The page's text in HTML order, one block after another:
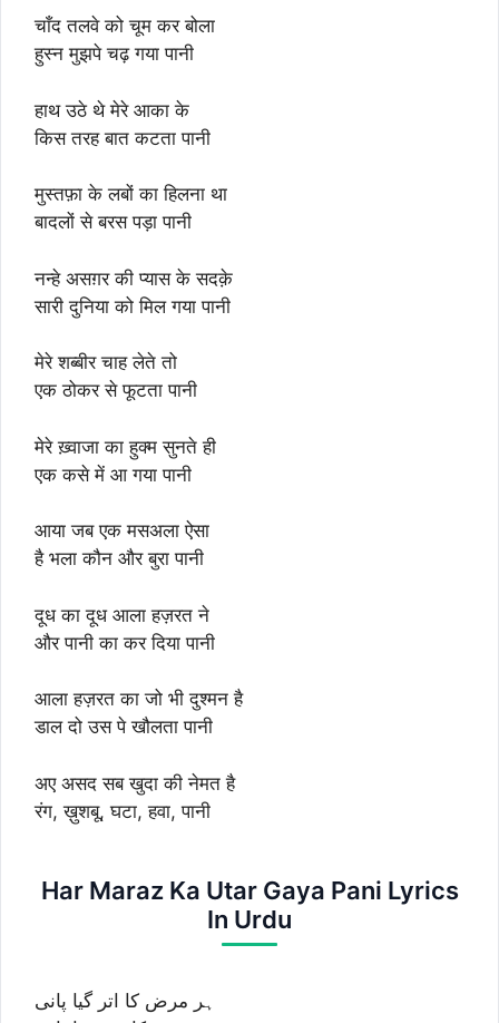
चाँद तलवे को चूम कर बोला
हुस्न मुझपे चढ़ गया पानी
हाथ उठे थे मेरे आका के
किस तरह बात कटता पानी
मुस्तफ़ा के लबों का हिलना था
बादलों से बरस पड़ा पानी
नन्हे असग़र की प्यास के सदक़े
सारी दुनिया को मिल गया पानी
मेरे शब्बीर चाह लेते तो
एक ठोकर से फूटता पानी
मेरे ख़्वाजा का हुक्म सुनते ही
एक कसे में आ गया पानी
आया जब एक मसअला ऐसा
है भला कौन और बुरा पानी
दूध का दूध आला हज़रत ने
और पानी का कर दिया पानी
आला हज़रत का जो भी दुश्मन है
डाल दो उस पे खौलता पानी
अए असद सब खुदा की नेमत है
रंग, ख़ुशबू, घटा, हवा, पानी
Har Maraz Ka Utar Gaya Pani Lyrics
In Urdu
ہر مرض کا اتر گیا پانی